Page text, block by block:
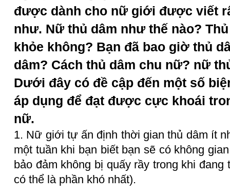
được dành cho nữ giới được viết
như. Nữ thủ dâm như thế nào?
khỏe không? Bạn đã bao giờ thủ
dâm? Cách thủ dâm chu nữ? nữ
Dưới đây có đề cập đến một số
áp dụng để đạt được cực khoái
nữ.
1. Nữ giới tự ấn định thời gian thủ dâm ít
một tuần khi bạn biết bạn sẽ có không
bảo đảm không bị quấy rầy trong khi
có thể là phần khó nhất).